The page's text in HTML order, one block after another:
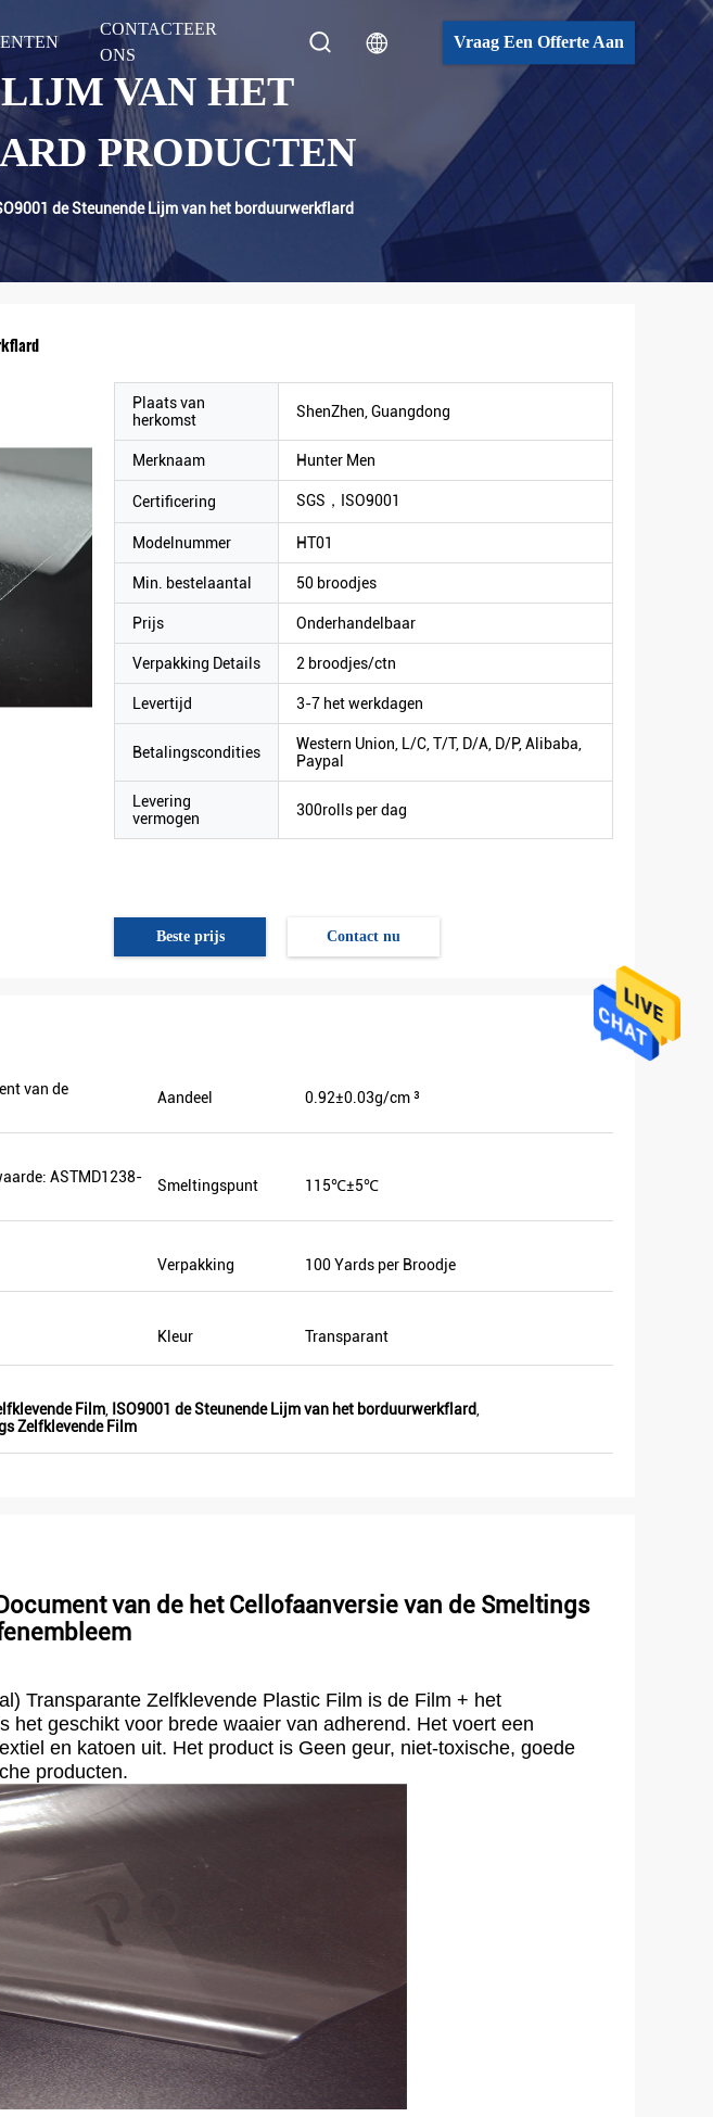
CONTACTEER
ONS
Vraag Een Offerte Aan
VAN HET
PRODUCTEN
de Steunende Lijm van het borduurwerkflard
Plaats van
herkomst
ShenZhen, Guangdong
Merknaam Hunter Men
Certificering SGS，ISO9001
Modelnummer HT01
Min. bestelaantal 50 broodjes
Prijs Onderhandelbaar
Verpakking Details 2 broodjes/ctn
Levertijd 3-7 het werkdagen
Betalingscondities
Western Union, L/C, T/T, D/A, D/P, Alibaba,
Paypal
Levering
vermogen
300rolls per dag
Beste prijs Contact nu
van de
Aandeel 0.92±0.03g/cm ³
ASTMD1238-
Smeltingspunt 115℃±5℃
Verpakking 100 Yards per Broodje
Kleur Transparant
Film ISO9001 de Steunende Lijm van het borduurwerkflard
Zelfklevende Film
van de het Cellofaanversie van de Smeltings
Transparante Zelfklevende Plastic Film is de Film + het
het geschikt voor brede waaier van adherend. Het voert een
en katoen uit. Het product is Geen geur, niet-toxische, goede
producten.